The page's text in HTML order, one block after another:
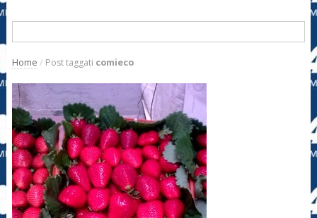
Home / Post taggati comieco